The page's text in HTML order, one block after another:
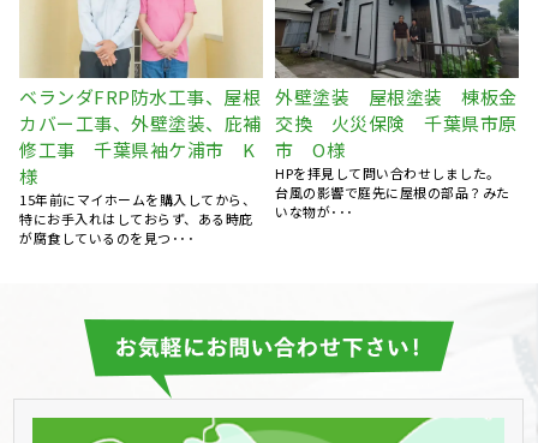
外壁塗装 屋根塗装 コーキ
ング打ち替え 千葉県袖ケ浦
市 Y様
自宅に近いところの専門業者をインタ
ーネットで調べて、木村建装さんに見
積り依頼しました。 &n･･･
屋根葺き替え工事 瓦屋根か
ら金属屋根へ 雨漏り修理
千葉県市原市 S様
台風のあと、雨の日に雨漏りして、ホ
ームページで探して電話しました。 見
てもらう･･･